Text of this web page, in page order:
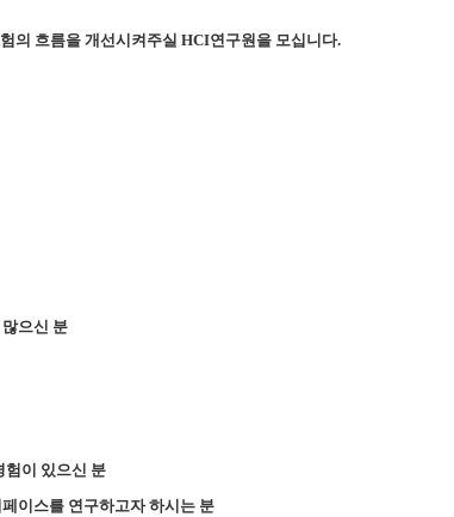
의 흐름을 개선시켜주실 HCI연구원을 모십니다.
으신 분
험이 있으신 분
이스를 연구하고자 하시는 분